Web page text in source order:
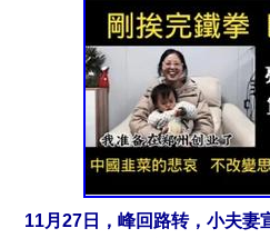
11月27日，峰回路转，小夫妻